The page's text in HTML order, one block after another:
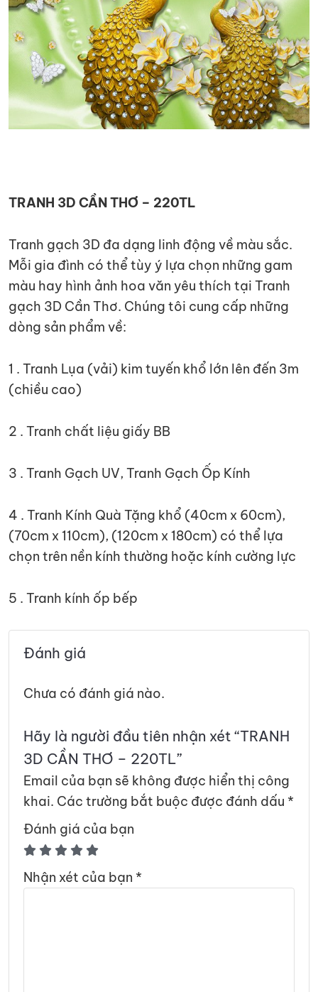
TRANH 3D CẦN THƠ – 220TL
Tranh gạch 3D đa dạng linh động về màu sắc.
Mỗi gia đình có thể tùy ý lựa chọn những gam
màu hay hình ảnh hoa văn yêu thích tại Tranh
gạch 3D Cần Thơ. Chúng tôi cung cấp những
dòng sản phẩm về:
1 . Tranh Lụa (vải) kim tuyến khổ lớn lên đến 3m
(chiều cao)
2 . Tranh chất liệu giấy BB
3 . Tranh Gạch UV, Tranh Gạch Ốp Kính
4 . Tranh Kính Quà Tặng khổ (40cm x 60cm),
(70cm x 110cm), (120cm x 180cm) có thể lựa
chọn trên nền kính thường hoặc kính cường lực
5 . Tranh kính ốp bếp
Đánh giá
Chưa có đánh giá nào.
Hãy là người đầu tiên nhận xét “TRANH
3D CẦN THƠ – 220TL”
Email của bạn sẽ không được hiển thị công
khai. Các trường bắt buộc được đánh dấu *
Đánh giá của bạn
Nhận xét của bạn *